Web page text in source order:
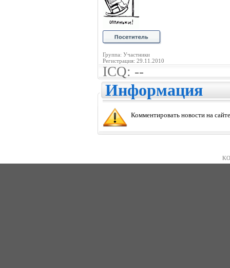
Группа: Участники
Регистрация: 29.11.2010
ICQ: --
Информация
Комментировать новости на